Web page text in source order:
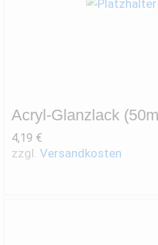
Acryl-Glanzlack
4,19 €
zzgl. Versandkosten